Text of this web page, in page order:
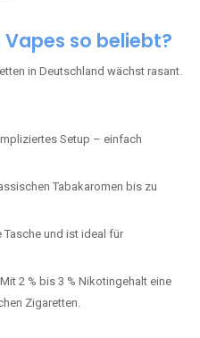
so beliebt?
in Deutschland wächst rasant.
Setup – einfach
Tabakaromen bis zu
Tasche und ist ideal für
Mit 2 % bis 3 % Nikotingehalt eine
Zigaretten.